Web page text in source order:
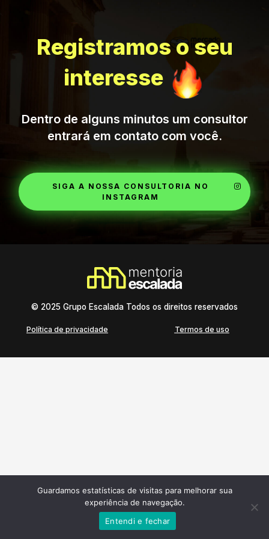
Registramos o seu
interesse
Dentro de alguns minutos um consultor
entrará em contato com você.
SIGA A NOSSA CONSULTORIA NO
INSTAGRAM
© 2025 Grupo Escalada Todos os direitos reservados
Política de privacidade Termos de uso
Guardamos estatísticas de visitas para melhorar sua
experiência de navegação.
Entendi e fechar